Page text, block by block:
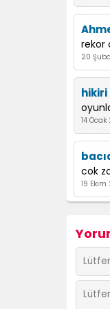
rekor
20
hikiri
14 Ocak
cok
19 Ekim
basa
04 Eylül